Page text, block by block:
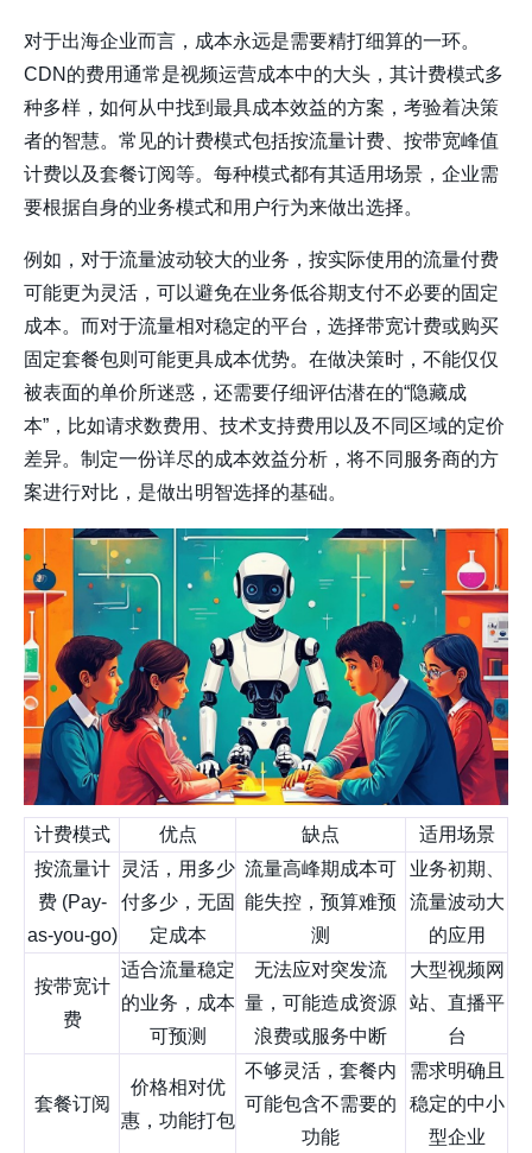
对于出海企业而言，成本永远是需要精打细算的一环。
CDN的费用通常是视频运营成本中的大头，其计费模式多
种多样，如何从中找到最具成本效益的方案，考验着决策
者的智慧。常见的计费模式包括按流量计费、按带宽峰值
计费以及套餐订阅等。每种模式都有其适用场景，企业需
要根据自身的业务模式和用户行为来做出选择。
例如，对于流量波动较大的业务，按实际使用的流量付费
可能更为灵活，可以避免在业务低谷期支付不必要的固定
成本。而对于流量相对稳定的平台，选择带宽计费或购买
固定套餐包则可能更具成本优势。在做决策时，不能仅仅
被表面的单价所迷惑，还需要仔细评估潜在的“隐藏成
本”，比如请求数费用、技术支持费用以及不同区域的定价
差异。制定一份详尽的成本效益分析，将不同服务商的方
案进行对比，是做出明智选择的基础。
计费模式 优点 缺点
适用场景
按流量计
费 (Pay-
as-you-go)
灵活，用多少
付多少，无固
定成本
流量高峰期成本可
能失控，预算难预
测
业务初期、
流量波动大
的应用
按带宽计
费
适合流量稳定
的业务，成本
可预测
无法应对突发流
量，可能造成资源
浪费或服务中断
大型视频网
站、直播平
台
套餐订阅
价格相对优
惠，功能打包
不够灵活，套餐内
可能包含不需要的
功能
需求明确且
稳定的中小
型企业